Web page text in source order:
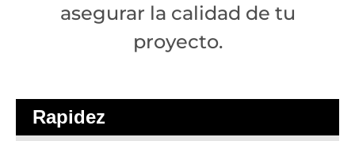
asegurar la calidad de tu
proyecto.
Rapidez